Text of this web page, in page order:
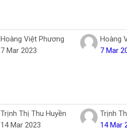
Hoàng Việt Phương
7 Mar 2023
Hoàng
7 Mar
Trịnh Thị Thu Huyền
14 Mar 2023
Trịnh
14 Mar